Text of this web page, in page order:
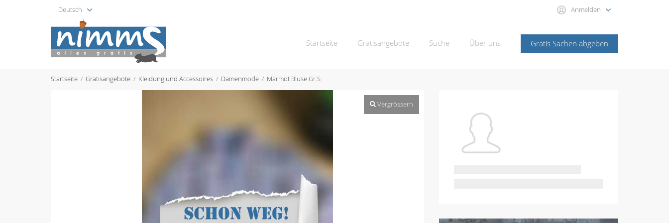
Deutsch Anmelden
Gratis Sachen abgeben
Startseite Gratisangebote Suche Über uns
Startseite Gratisangebote Kleidung und Accessoires Damenmode Marmot Bluse Gr.S
Vergrössern